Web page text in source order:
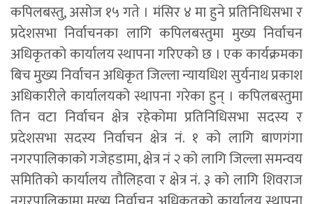
कपिलबस्तु, असोज १५ गते । मंसिर ४ मा हुने प्रतिनिधिसभा र
प्रदेशसभा निर्वाचनका लागि कपिलबस्तुमा मुख्य निर्वाचन
अधिकृतको कार्यालय स्थापना गरिएको छ । एक कार्यक्रमका
बिच मुख्य निर्वाचन अधिकृत जिल्ला न्यायधिश सुर्यनाथ प्रकाश
अधिकारीले कार्यालयको स्थापना गरेका हुन् । कपिलबस्तुमा
तिन वटा निर्वाचन क्षेत्र रहेकोमा प्रतिनिधिसभा सदस्य र
प्रदेशसभा सदस्य निर्वाचन क्षेत्र नं. १ को लागि बाणगंगा
नगरपालिकाको गजेहडामा, क्षेत्र नं २ को लागि जिल्ला समन्वय
समितिको कार्यालय तौलिहवा र क्षेत्र नं. ३ को लागि शिवराज